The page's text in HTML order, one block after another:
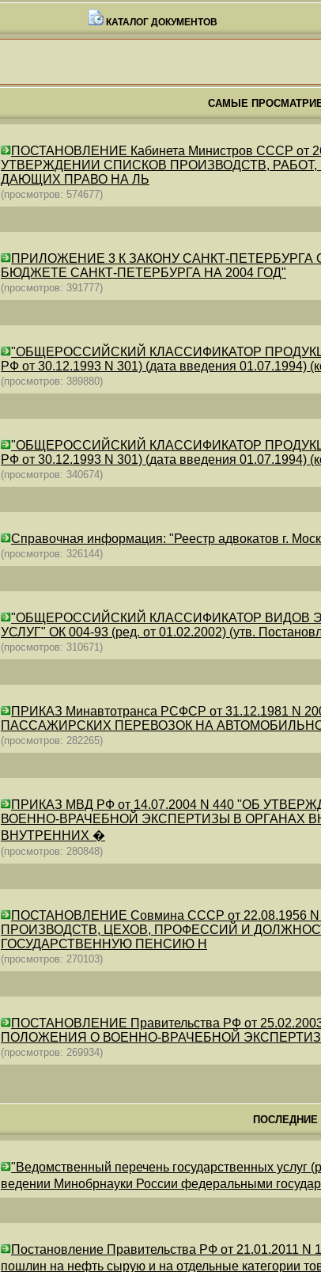
КАТАЛОГ ДОКУМЕНТОВ
САМЫЕ
ПОСТАНОВЛЕНИЕ Кабинета Министров СССР от
УТВЕРЖДЕНИИ СПИСКОВ ПРОИЗВОДСТВ,
ДАЮЩИХ ПРАВО НА ЛЬ
(просмотров: 574677)
ПРИЛОЖЕНИЕ 3 К ЗАКОНУ САНКТ-ПЕТЕРБУРГА ОТ
БЮДЖЕТЕ САНКТ-ПЕТЕРБУРГА НА 2004 ГОД"
(просмотров: 391777)
"ОБЩЕРОССИЙСКИЙ КЛАССИФИКАТОР
РФ от 30.12.1993 N 301) (дата введения 01.07.1994)
(просмотров: 389880)
"ОБЩЕРОССИЙСКИЙ КЛАССИФИКАТОР
РФ от 30.12.1993 N 301) (дата введения 01.07.1994)
(просмотров: 340674)
Справочная информация: "Реестр адвокатов г.
(просмотров: 326144)
"ОБЩЕРОССИЙСКИЙ КЛАССИФИКАТОР ВИДОВ
УСЛУГ" ОК 004-93 (ред. от 01.02.2002) (утв.
(просмотров: 310671)
ПРИКАЗ Минавтотранса РСФСР от 31.12.1981
ПАССАЖИРСКИХ ПЕРЕВОЗОК НА
(просмотров: 282265)
ПРИКАЗ МВД РФ от 14.07.2004 N 440 "ОБ
ВОЕННО-ВРАЧЕБНОЙ ЭКСПЕРТИЗЫ В ОРГАНАХ
ВНУТРЕННИХ �
(просмотров: 280848)
ПОСТАНОВЛЕНИЕ Совмина СССР от
ПРОИЗВОДСТВ, ЦЕХОВ, ПРОФЕССИЙ И
ГОСУДАРСТВЕННУЮ ПЕНСИЮ Н
(просмотров: 270103)
ПОСТАНОВЛЕНИЕ Правительства РФ от
ПОЛОЖЕНИЯ О ВОЕННО-ВРАЧЕБНОЙ
(просмотров: 269934)
"Ведомственный перечень государственных
ведении Минобрнауки России федеральными
Постановление Правительства РФ от 21.01.2011
пошлин на нефть сырую и на отдельные категории